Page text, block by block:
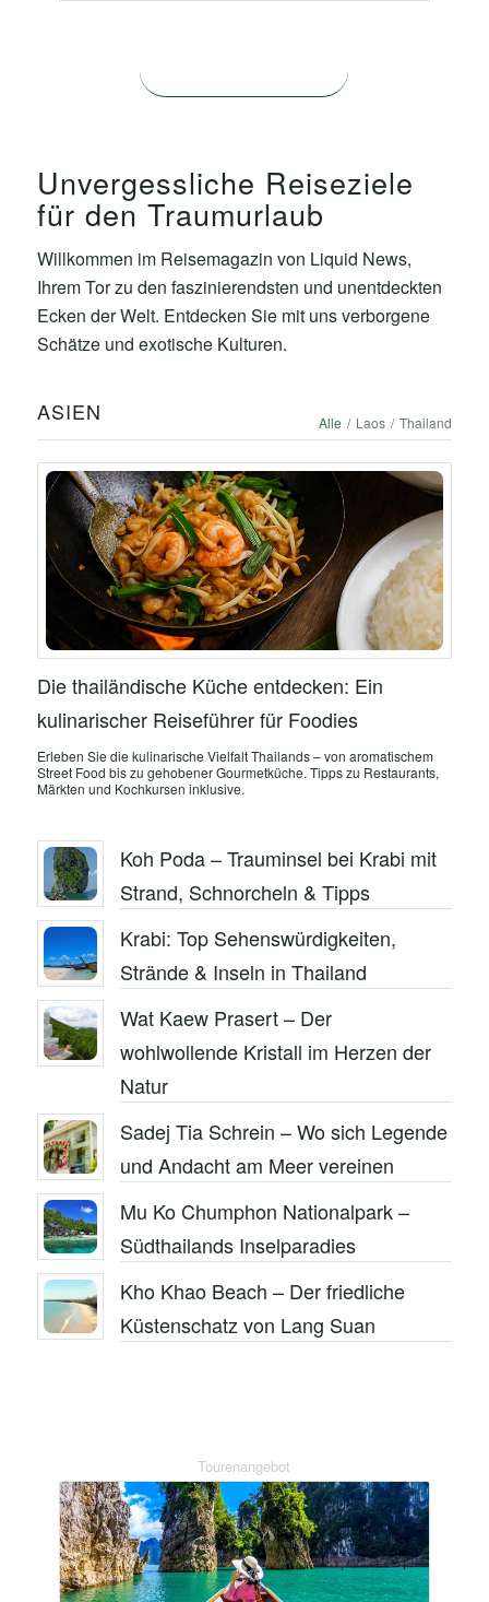
Unvergessliche Reiseziele
für den Traumurlaub
Willkommen im Reisemagazin von Liquid News,
Ihrem Tor zu den faszinierendsten und unentdeckten
Ecken der Welt. Entdecken Sie mit uns verborgene
Schätze und exotische Kulturen.
ASIEN Alle / Laos / Thailand
Die thailändische Küche entdecken: Ein
kulinarischer Reiseführer für Foodies
Erleben Sie die kulinarische Vielfalt Thailands – von aromatischem
Street Food bis zu gehobener Gourmetküche. Tipps zu Restaurants,
Märkten und Kochkursen inklusive.
Koh Poda – Trauminsel bei Krabi mit
Strand, Schnorcheln & Tipps
Krabi: Top Sehenswürdigkeiten,
Strände & Inseln in Thailand
Wat Kaew Prasert – Der
wohlwollende Kristall im Herzen der
Natur
Sadej Tia Schrein – Wo sich Legende
und Andacht am Meer vereinen
Mu Ko Chumphon Nationalpark –
Südthailands Inselparadies
Kho Khao Beach – Der friedliche
Küstenschatz von Lang Suan